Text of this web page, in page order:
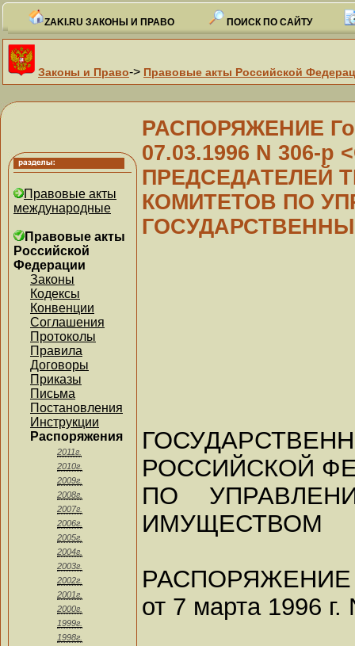
ZAKI.RU ЗАКОНЫ И ПРАВО ПОИСК ПО САЙТУ
Законы и Право-> Правовые акты Российской
Правовые акты
международные
Правовые акты
Российской
Федерации
Законы
Кодексы
Конвенции
Соглашения
Протоколы
Правила
Договоры
Приказы
Письма
Постановления
Инструкции
Распоряжения
2011г.
2010г.
2009г.
2008г.
2007г.
2006г.
2005г.
2004г.
2003г.
2002г.
2001г.
2000г.
1999г.
1998г.
РАСПОРЯЖЕНИЕ
07.03.1996 N 306-
ПРЕДСЕДАТЕЛЕЙ
КОМИТЕТОВ ПО
РОССИЙСКОЙ
ПО
ИМУЩЕСТВОМ
РАСПОРЯЖЕНИЕ
от 7 марта 1996 г.